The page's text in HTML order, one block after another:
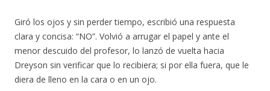
Giró los ojos y sin perder tiempo, escribió una respuesta
clara y concisa: “NO”. Volvió a arrugar el papel y ante el
menor descuido del profesor, lo lanzó de vuelta hacia
Dreyson sin verificar que lo recibiera; si por ella fuera, que le
diera de lleno en la cara o en un ojo.